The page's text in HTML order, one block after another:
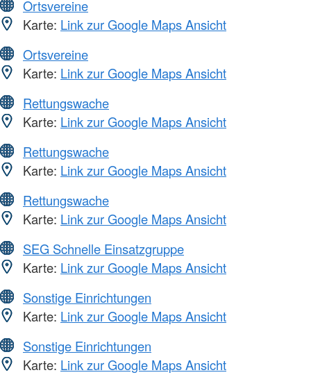
Ortsvereine
Karte: Link zur Google Maps Ansicht
Ortsvereine
Karte: Link zur Google Maps Ansicht
Rettungswache
Karte: Link zur Google Maps Ansicht
Rettungswache
Karte: Link zur Google Maps Ansicht
Rettungswache
Karte: Link zur Google Maps Ansicht
SEG Schnelle Einsatzgruppe
Karte: Link zur Google Maps Ansicht
Sonstige Einrichtungen
Karte: Link zur Google Maps Ansicht
Sonstige Einrichtungen
Karte: Link zur Google Maps Ansicht